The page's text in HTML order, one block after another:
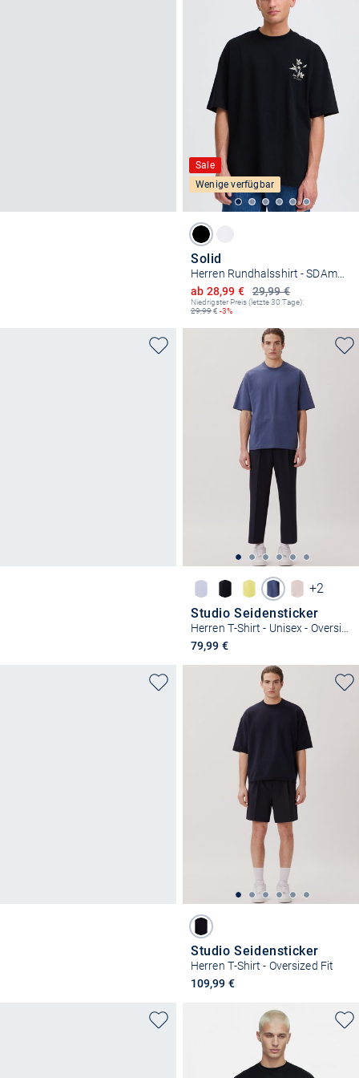
Sale
Wenige verfügbar
Solid
Herren Rundhalsshirt - SDAmon Oversized
29,99 €
Ermäßigter Preis
ab 28,99 €
Niedrigster Preis (letzte 30 Tage):
29,99€ -3%
+2
Studio Seidensticker
Herren T-Shirt - Unisex - Oversized Fit
79,99 €
Studio Seidensticker
Herren T-Shirt - Oversized Fit
109,99 €